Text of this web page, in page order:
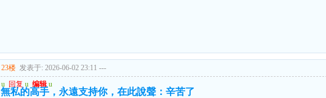
23楼 发表于: 2026-06-02 23:11 ---
u 回复 u 编辑 u
無私的高手，永遠支持你，在此說聲：辛苦了